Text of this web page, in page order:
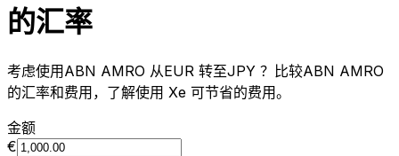
的汇率
考虑使用ABN AMRO 从EUR 转至JPY ？比较ABN AMRO
的汇率和费用，了解使用 Xe 可节省的费用。
金额
€